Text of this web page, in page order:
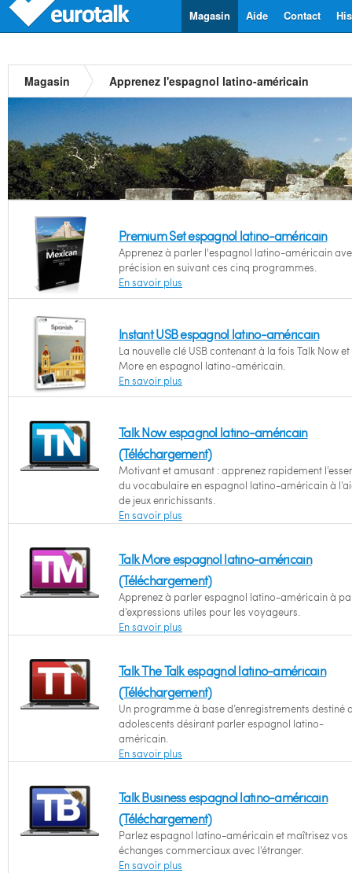
Contact
Aide
Magasin
Magasin Apprenez l'espagnol latino-américain
Premium Set espagnol latino-américain
Apprenez à parler l'espagnol latino-américain
précision en suivant ces cinq programmes.
En savoir plus
Instant USB espagnol latino-américain
La nouvelle clé USB contenant à la fois Talk Now et
More en espagnol latino-américain.
En savoir plus
Talk Now espagnol latino-américain
(Téléchargement)
Motivant et amusant : apprenez rapidement
du vocabulaire en espagnol latino-américain à
de jeux enrichissants.
En savoir plus
Talk More espagnol latino-américain
(Téléchargement)
Apprenez à parler espagnol latino-américain à
d’expressions utiles pour les voyageurs.
En savoir plus
Talk The Talk espagnol latino-américain
(Téléchargement)
Un programme à base d’enregistrements destiné
adolescents désirant parler espagnol latino-
américain.
En savoir plus
Talk Business espagnol latino-américain
(Téléchargement)
Parlez espagnol latino-américain et maîtrisez vos
échanges commerciaux avec l’étranger.
En savoir plus